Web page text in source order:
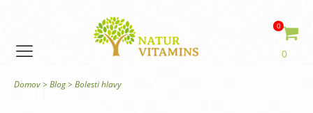
0
0
Domov> Blog> Bolesti hlavy